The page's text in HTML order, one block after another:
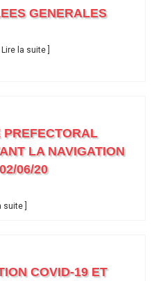
GENERALES
[ Lire la suite ]
PREFECTORAL
LA NAVIGATION
02/06/20
suite ]
COVID-19 ET